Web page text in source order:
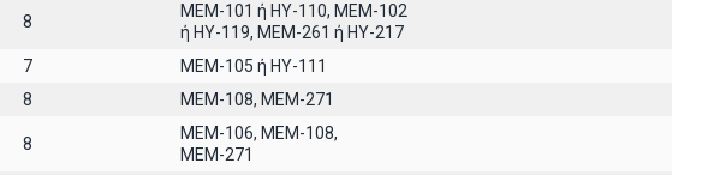
8
ΜΕΜ-101 ή ΗΥ-110, MEM-102
ή ΗΥ-119, ΜΕΜ-261 ή ΗΥ-217
7
ΜΕΜ-105 ή ΗΥ-111
8 ΜΕΜ-108, ΜΕΜ-271
8
ΜΕΜ-106, ΜΕΜ-108,
ΜΕΜ-271